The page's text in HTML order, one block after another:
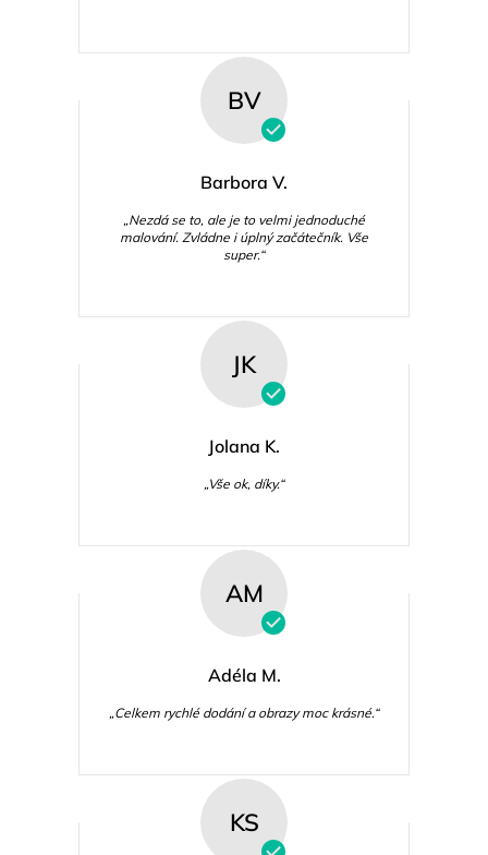
BV
Barbora V.
„Nezdá se to, ale je to velmi jednoduché
malování. Zvládne i úplný začátečník. Vše
super.“
JK
Jolana K.
„Vše ok, díky.“
AM
Adéla M.
„Celkem rychlé dodání a obrazy moc krásné.“
KS